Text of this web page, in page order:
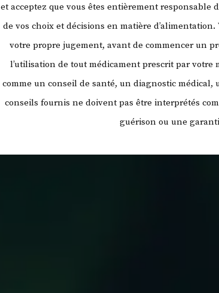
et acceptez que vous êtes entièrement
de vos choix et décisions en matière
votre propre jugement, avant de commencer un
l’utilisation de tout médicament prescrit par votre
comme un conseil de santé, un diagnostic
conseils fournis ne doivent pas être interprétés
guérison ou une